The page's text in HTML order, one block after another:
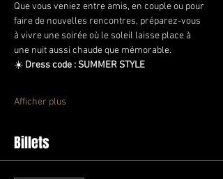
Que vous veniez entre amis, en couple ou pour
faire de nouvelles rencontres, préparez-vous
à vivre une soirée où le soleil laisse place à
une nuit aussi chaude que mémorable.
☀️ Dress code : SUMMER STYLE
Afficher plus
Billets